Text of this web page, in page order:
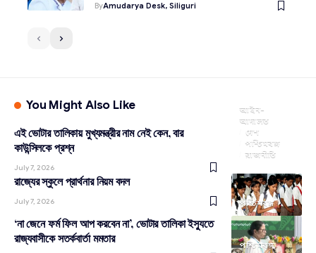
ByAmudarya Desk, Siliguri
You Might Also Like
আইন-
আদালত
দেশ
পশ্চিমবঙ্গ
রাজনীতি
এই ভোটার তালিকায় মুখ্যমন্ত্রীর নাম নেই কেন, বার
কাউন্সিলকে প্রশ্ন
July 7, 2026
পশ্চিমবঙ্গ
রাজ্যের স্কুলে প্রার্থনার নিয়ম বদল
July 7, 2026
পশ্চিমবঙ্গ
‘না জেনে ফর্ম ফিল আপ করবেন না’, ভোটার তালিকা ইস্যুতে
রাজ্যবাসীকে সতর্কবার্তা মমতার